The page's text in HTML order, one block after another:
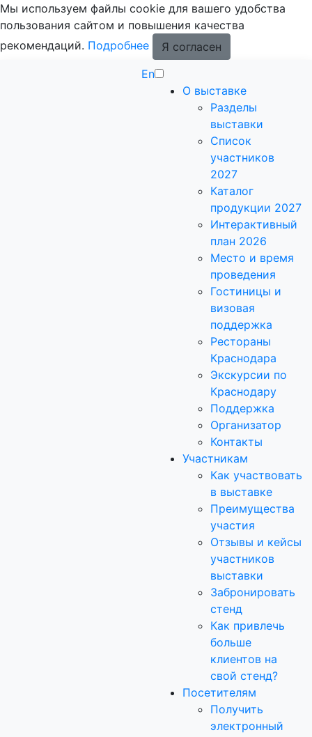
Мы используем файлы cookie для вашего удобства
пользования сайтом и повышения качества
рекомендаций. Подробнее
Я согласен
En
О выставке
Разделы
выставки
Список
участников
2027
Каталог
продукции 2027
Интерактивный
план 2026
Место и время
проведения
Гостиницы и
визовая
поддержка
Рестораны
Краснодара
Экскурсии по
Краснодару
Поддержка
Организатор
Контакты
Участникам
Как участвовать
в выставке
Преимущества
участия
Отзывы и кейсы
участников
выставки
Забронировать
стенд
Как привлечь
больше
клиентов на
свой стенд?
Посетителям
Получить
электронный